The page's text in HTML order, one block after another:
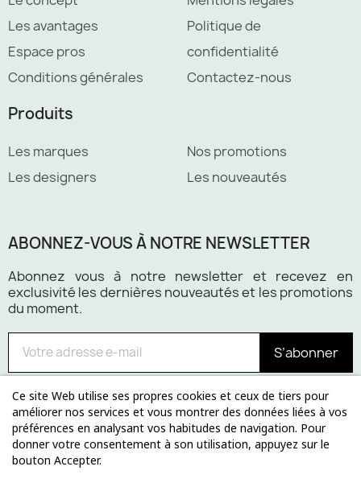
Les avantages
Espace pros
Conditions générales
Politique de
confidentialité
Contactez-nous
Produits
Les marques
Les designers
Nos promotions
Les nouveautés
ABONNEZ-VOUS À NOTRE NEWSLETTER
Abonnez vous à notre newsletter et recevez en
exclusivité les dernières nouveautés et les promotions
du moment.
S’abonner
Paiement 100% sécurisé
Ce site Web utilise ses propres cookies et ceux de tiers pour
améliorer nos services et vous montrer des données liées à vos
préférences en analysant vos habitudes de navigation. Pour
donner votre consentement à son utilisation, appuyez sur le
bouton Accepter.